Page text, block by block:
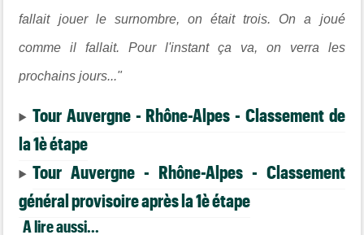
fallait jouer le surnombre, on était trois. On a joué
comme il fallait. Pour l'instant ça va, on verra les
prochains jours..."
Tour Auvergne - Rhône-Alpes - Classement de
la 1è étape
Tour Auvergne - Rhône-Alpes - Classement
général provisoire après la 1è étape
A lire aussi...